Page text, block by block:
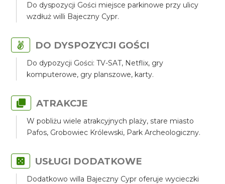
Do dyspozycji Gości miejsce parkinowe przy ulicy
wzdłuż willi Bajeczny Cypr.
DO DYSPOZYCJI GOŚCI
Do dypozycji Gości: TV-SAT, Netflix, gry
komputerowe, gry planszowe, karty.
ATRAKCJE
W pobliżu wiele atrakcyjnych plaży, stare miasto
Pafos, Grobowiec Królewski, Park Archeologiczny.
USŁUGI DODATKOWE
Dodatkowo willa Bajeczny Cypr oferuje wycieczki